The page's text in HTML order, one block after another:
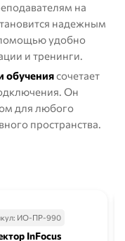
на
надежным
помощью удобно
и тренинги.
обучениясочетает
Он
для любого
пространства.
ИО-ПР-990
InFocus